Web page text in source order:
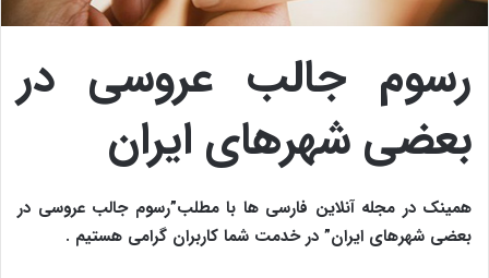
رسوم جالب عروسی در
بعضی شهرهای ایران
همینک در مجله آنلاین فارسی ها با مطلب”رسوم جالب عروسی در
بعضی شهرهای ایران” در خدمت شما کاربران گرامی هستیم .